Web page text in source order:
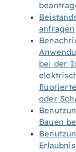
anfragen
bei der
oder
Bauen